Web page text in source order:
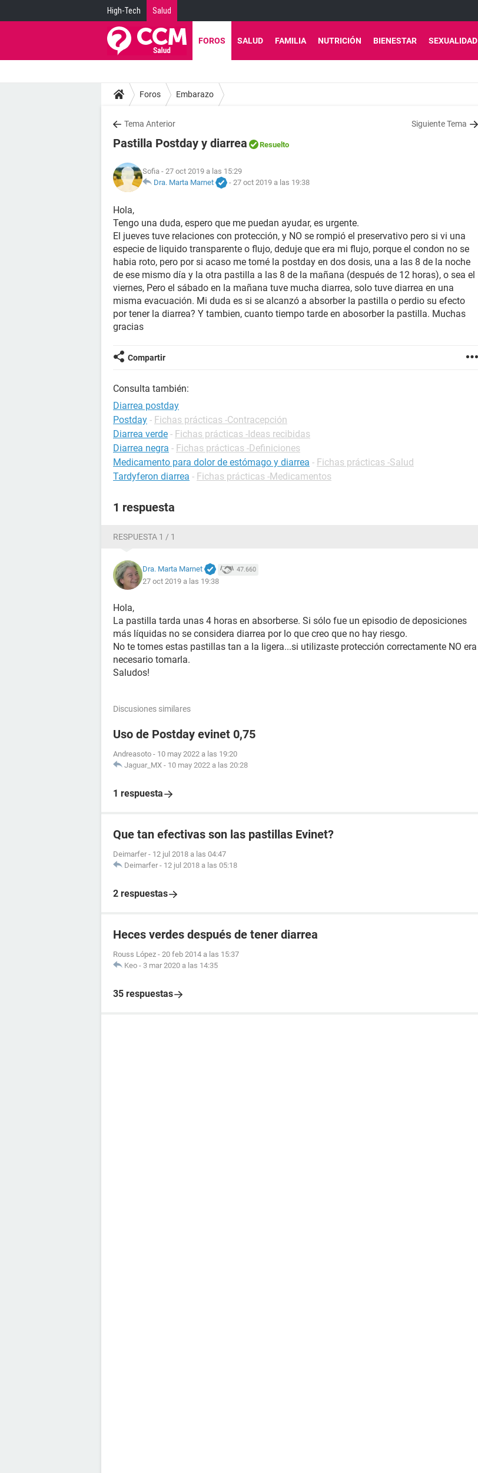
High-Tech Salud
FOROS SALUD FAMILIA NUTRICIÓN BIENESTAR SEXUALIDAD
Foros Embarazo
Tema Anterior Siguiente Tema
Pastilla Postday y diarrea Resuelto
Sofia - 27 oct 2019 a las 15:29
Dra. Marta Marnet
- 27 oct 2019 a las 19:38
Hola,
Tengo una duda, espero que me puedan ayudar, es urgente.
El jueves tuve relaciones con protección, y NO se rompió el preservativo pero si vi una
especie de liquido transparente o flujo, deduje que era mi flujo, porque el condon no se
habia roto, pero por si acaso me tomé la postday en dos dosis, una a las 8 de la noche
de ese mismo día y la otra pastilla a las 8 de la mañana (después de 12 horas), o sea el
viernes, Pero el sábado en la mañana tuve mucha diarrea, solo tuve diarrea en una
misma evacuación. Mi duda es si se alcanzó a absorber la pastilla o perdio su efecto
por tener la diarrea? Y tambien, cuanto tiempo tarde en abosorber la pastilla. Muchas
gracias
Compartir
Consulta también:
Diarrea postday
Postday - Fichas prácticas -Contracepción
Diarrea verde - Fichas prácticas -Ideas recibidas
Diarrea negra - Fichas prácticas -Definiciones
Medicamento para dolor de estómago y diarrea - Fichas prácticas -Salud
Tardyferon diarrea - Fichas prácticas -Medicamentos
1 respuesta
RESPUESTA 1 / 1
Dra. Marta Marnet 47.660
27 oct 2019 a las 19:38
Hola,
La pastilla tarda unas 4 horas en absorberse. Si sólo fue un episodio de deposiciones
más líquidas no se considera diarrea por lo que creo que no hay riesgo.
No te tomes estas pastillas tan a la ligera...si utilizaste protección correctamente NO era
necesario tomarla.
Saludos!
Discusiones similares
Uso de Postday evinet 0,75
Andreasoto - 10 may 2022 a las 19:20
Jaguar_MX - 10 may 2022 a las 20:28
1 respuesta
Que tan efectivas son las pastillas Evinet?
Deimarfer - 12 jul 2018 a las 04:47
Deimarfer - 12 jul 2018 a las 05:18
2 respuestas
Heces verdes después de tener diarrea
Rouss López - 20 feb 2014 a las 15:37
Keo - 3 mar 2020 a las 14:35
35 respuestas